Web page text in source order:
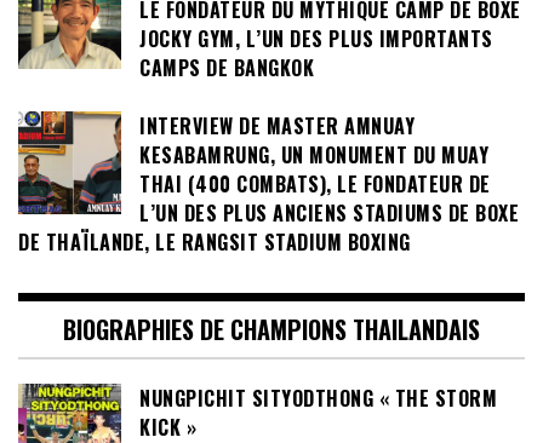
LE FONDATEUR DU MYTHIQUE CAMP DE BOXE
JOCKY GYM, L’UN DES PLUS IMPORTANTS
CAMPS DE BANGKOK
INTERVIEW DE MASTER AMNUAY
KESABAMRUNG, UN MONUMENT DU MUAY
THAI (400 COMBATS), LE FONDATEUR DE
L’UN DES PLUS ANCIENS STADIUMS DE BOXE
DE THAÏLANDE, LE RANGSIT STADIUM BOXING
BIOGRAPHIES DE CHAMPIONS THAILANDAIS
NUNGPICHIT SITYODTHONG « THE STORM
KICK »